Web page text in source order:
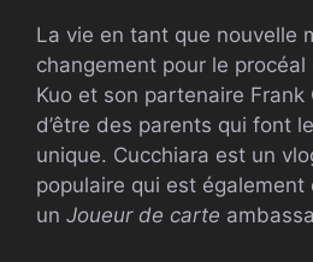
La vie en tant que nouvelle
changement pour le
Kuo et son partenaire
d’être des parents qui font
unique. Cucchiara est un
populaire qui est
un Joueur de carte